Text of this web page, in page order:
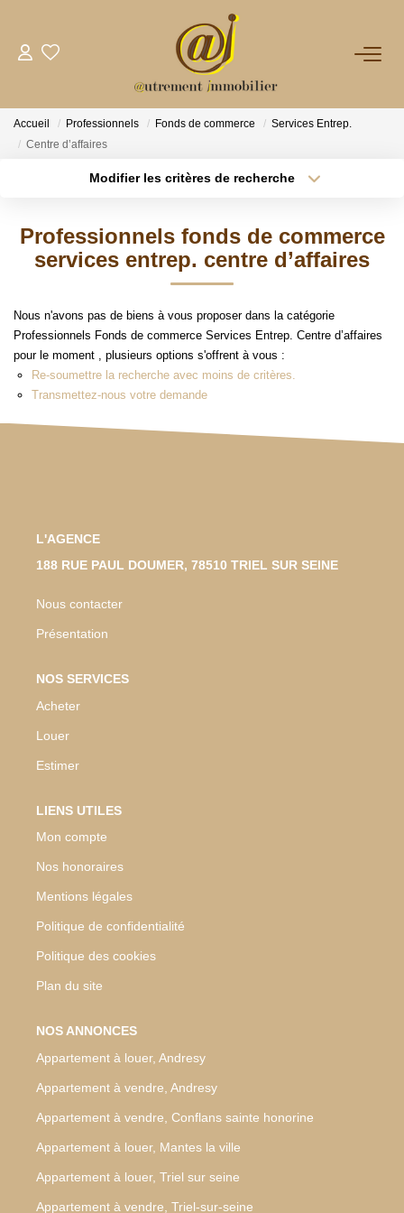
NOTRE AGENCE
GESTION
NOS PLUS
CONTACT
Accueil Professionnels Fonds de commerce
Services Entrep.
Centre d’affaires
Modifier les critères de recherche
Sélectionnez...
Type de bien
Surface min
Créer une alerte
Professionnels fonds de commerce
services entrep. centre d’affaires
Nous n'avons pas de biens à vous proposer dans la catégorie
Professionnels Fonds de commerce Services Entrep. Centre d’affaires
pour le moment , plusieurs options s'offrent à vous :
Re-soumettre la recherche avec moins de critères.
Transmettez-nous votre demande
L'AGENCE
188 RUE PAUL DOUMER, 78510 TRIEL SUR SEINE
Nous contacter
Présentation
NOS SERVICES
Acheter
Louer
Estimer
LIENS UTILES
Mon compte
Nos honoraires
Mentions légales
Politique de confidentialité
Politique des cookies
Plan du site
NOS ANNONCES
Appartement à louer, Andresy
Appartement à vendre, Andresy
Appartement à vendre, Conflans sainte honorine
Appartement à louer, Mantes la ville
Appartement à louer, Triel sur seine
Appartement à vendre, Triel-sur-seine